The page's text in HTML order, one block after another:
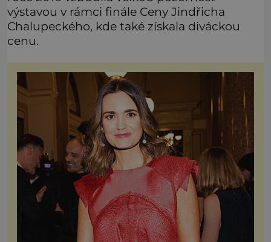
výstavou v rámci finále Ceny Jindřicha
Chalupeckého, kde také získala diváckou
cenu.